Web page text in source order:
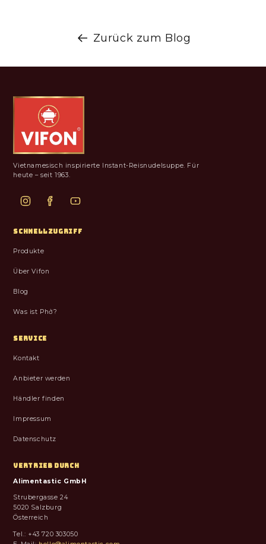
Zurück zum Blog
Vietnamesisch inspirierte Instant-Reisnudelsuppe. Für
heute – seit 1963.
SCHNELLZUGRIFF
Produkte
Über Vifon
Blog
Was ist Phở?
SERVICE
Kontakt
Anbieter werden
Händler finden
Impressum
Datenschutz
VERTRIEB DURCH
Alimentastic GmbH
Strubergasse 24
5020 Salzburg
Österreich
Tel.: +43 720 303050